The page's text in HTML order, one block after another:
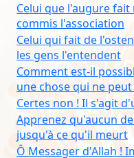
Celui que l'augure
commis l'association
Celui qui fait de
les gens l'entendent
Comment est-il
une chose qui ne
Certes non ! Il s'agit
Apprenez qu'aucun
jusqu'à ce qu'il meurt
Ô Messager d'Allah !